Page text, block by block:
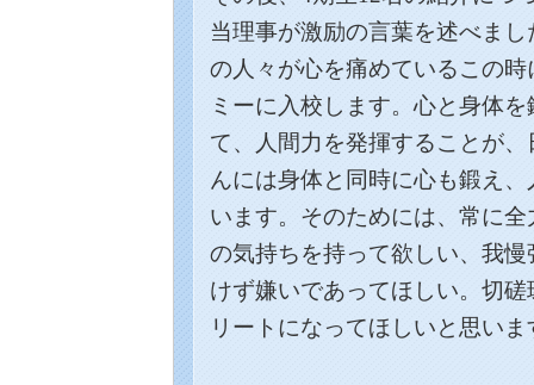
当理事が激励の言葉を述べま
の人々が心を痛めているこの
ミーに入校します。心と身体
て、人間力を発揮することが
んには身体と同時に心も鍛え
います。そのためには、常に
の気持ちを持って欲しい、我
けず嫌いであってほしい。切
リートになってほしいと思い